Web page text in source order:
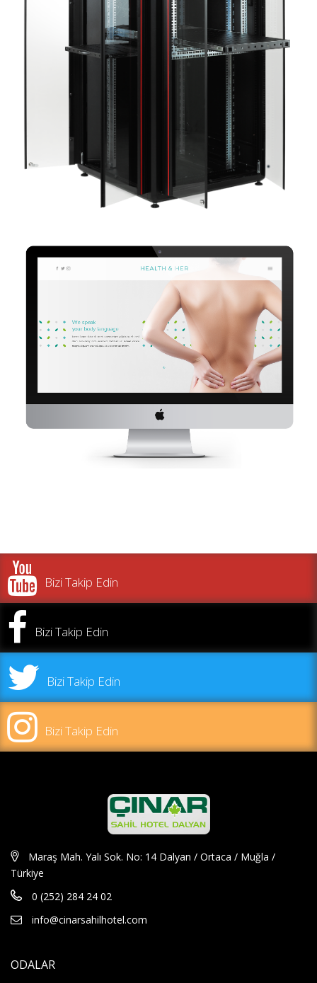
Bizi Takip Edin
Bizi Takip Edin
Bizi Takip Edin
Bizi Takip Edin
Maraş Mah. Yalı Sok. No: 14 Dalyan / Ortaca / Muğla /
Türkiye
0 (252) 284 24 02
info@cinarsahilhotel.com
ODALAR